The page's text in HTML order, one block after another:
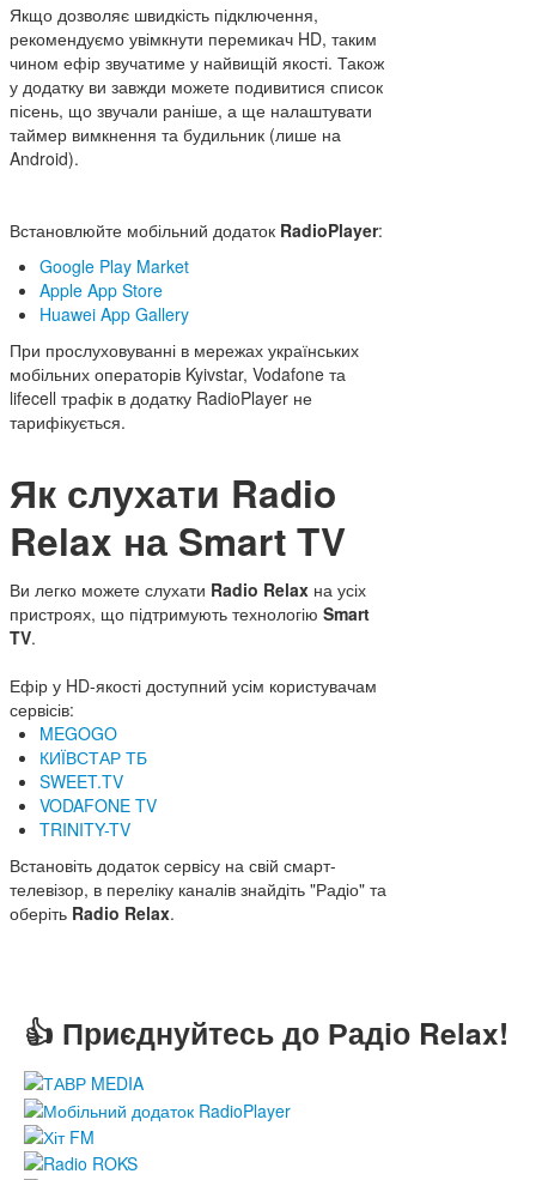
Якщо дозволяє швидкість підключення,
рекомендуємо увімкнути перемикач HD, таким
чином ефір звучатиме у найвищій якості. Також
у додатку ви завжди можете подивитися список
пісень, що звучали раніше, а ще налаштувати
таймер вимкнення та будильник (лише на
Android).
Встановлюйте мобільний додаток RadioPlayer:
Google Play Market
Apple App Store
Huawei App Gallery
При прослуховуванні в мережах українських
мобільних операторів Kyivstar, Vodafone та
lifecell трафік в додатку RadioPlayer не
тарифікується.
Як слухати Radio
Relax на Smart TV
Ви легко можете слухати Radio Relax на усіх
пристроях, що підтримують технологію Smart
TV.
Ефір у HD-якості доступний усім користувачам
сервісів:
MEGOGO
КИЇВСТАР ТБ
SWEET.TV
VODAFONE TV
TRINITY-TV
Встановіть додаток сервісу на свій смарт-
телевізор, в переліку каналів знайдіть "Радіо" та
оберіть Radio Relax.
👍 Приєднуйтесь до Радіо Relax!